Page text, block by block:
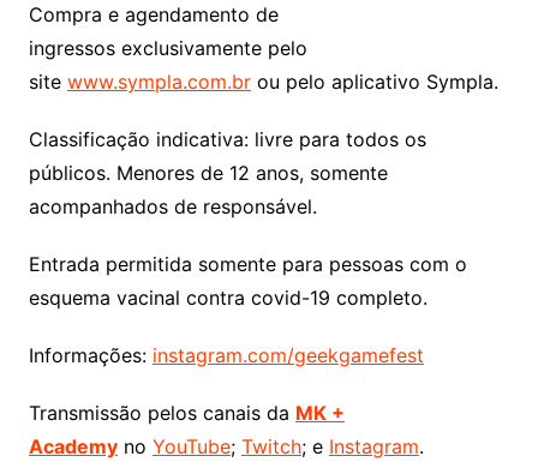
Compra e agendamento de
ingressos exclusivamente pelo
site www.sympla.com.brou pelo aplicativo Sympla.
Classificação indicativa: livre para todos os
públicos. Menores de 12 anos, somente
acompanhados de responsável.
Entrada permitida somente para pessoas com o
esquema vacinal contra covid-19 completo.
Informações: instagram.com/geekgamefest
Transmissão pelos canais da MK +
Academyno YouTube; Twitch; e Instagram.